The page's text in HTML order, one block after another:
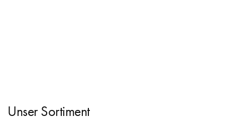
Unser Sortiment